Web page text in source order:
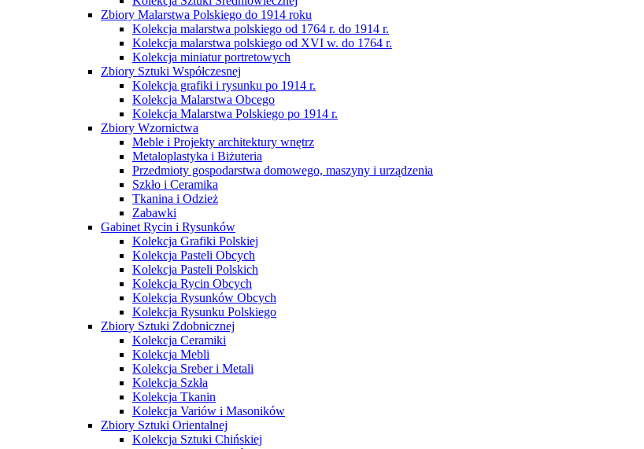
Zbiory Malarstwa Polskiego do 1914 roku
Kolekcja malarstwa polskiego od 1764 r. do 1914 r.
Kolekcja malarstwa polskiego od XVI w. do 1764 r.
Kolekcja miniatur portretowych
Zbiory Sztuki Współczesnej
Kolekcja grafiki i rysunku po 1914 r.
Kolekcja Malarstwa Obcego
Kolekcja Malarstwa Polskiego po 1914 r.
Zbiory Wzornictwa
Meble i Projekty architektury wnętrz
Metaloplastyka i Biżuteria
Przedmioty gospodarstwa domowego, maszyny i urządzenia
Szkło i Ceramika
Tkanina i Odzież
Zabawki
Gabinet Rycin i Rysunków
Kolekcja Grafiki Polskiej
Kolekcja Pasteli Obcych
Kolekcja Pasteli Polskich
Kolekcja Rycin Obcych
Kolekcja Rysunków Obcych
Kolekcja Rysunku Polskiego
Zbiory Sztuki Zdobnicznej
Kolekcja Ceramiki
Kolekcja Mebli
Kolekcja Sreber i Metali
Kolekcja Szkła
Kolekcja Tkanin
Kolekcja Variów i Masoników
Zbiory Sztuki Orientalnej
Kolekcja Sztuki Chińskiej